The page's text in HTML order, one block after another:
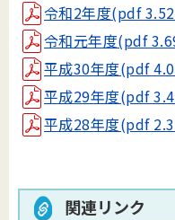
令和2年度(pdf
令和元年度(pdf
平成30年度(pdf
平成29年度(pdf
平成28年度(pdf
関連リンク